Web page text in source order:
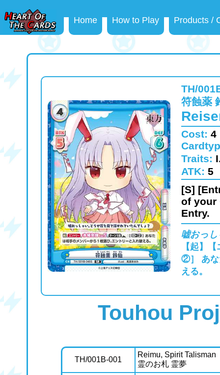
Home How to Play Products /
TH/
符蝕薬
Cost: 4
Traits:
ATK: 5
[S]
of your
Entry.
嘘おっ
【起】
②］ あな
える。
Touhou
TH/001B-001
Reimu, Spirit Talisman
霊のお札 霊夢